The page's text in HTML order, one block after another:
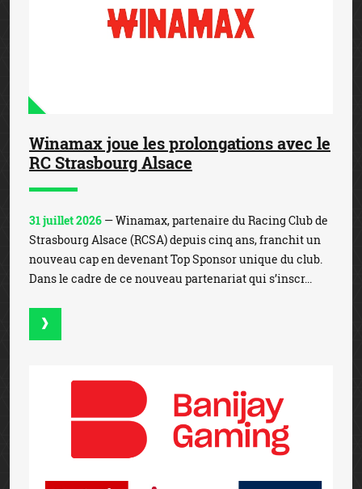
Winamax joue les prolongations avec le
RC Strasbourg Alsace
31 juillet 2026 — Winamax, partenaire du Racing Club de
Strasbourg Alsace (RCSA) depuis cinq ans, franchit un
nouveau cap en devenant Top Sponsor unique du club.
Dans le cadre de ce nouveau partenariat qui s’inscr...